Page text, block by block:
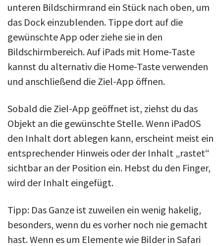
unteren Bildschirmrand ein Stück nach oben, um
das Dock einzublenden. Tippe dort auf die
gewünschte App oder ziehe sie in den
Bildschirmbereich. Auf iPads mit Home-Taste
kannst du alternativ die Home-Taste verwenden
und anschließend die Ziel-App öffnen.
Sobald die Ziel-App geöffnet ist, ziehst du das
Objekt an die gewünschte Stelle. Wenn iPadOS
den Inhalt dort ablegen kann, erscheint meist ein
entsprechender Hinweis oder der Inhalt „rastet“
sichtbar an der Position ein. Hebst du den Finger,
wird der Inhalt eingefügt.
Tipp: Das Ganze ist zuweilen ein wenig hakelig,
besonders, wenn du es vorher noch nie gemacht
hast. Wenn es um Elemente wie Bilder in Safari